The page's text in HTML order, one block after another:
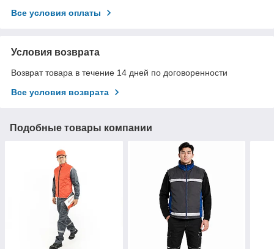
Все условия оплаты
Условия возврата
Возврат товара в течение 14 дней по договоренности
Все условия возврата
Подобные товары компании